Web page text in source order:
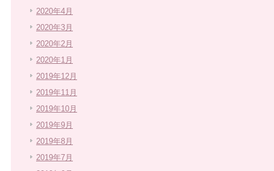
2020年4月
2020年3月
2020年2月
2020年1月
2019年12月
2019年11月
2019年10月
2019年9月
2019年8月
2019年7月